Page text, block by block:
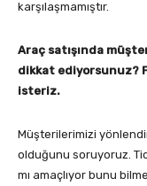
karşılaşmamıştır.
Araç satışında mü
dikkat ediyorsunuz?
isteriz.
Müşterilerimizi
olduğunu soruyoruz.
mı amaçlıyor bunu